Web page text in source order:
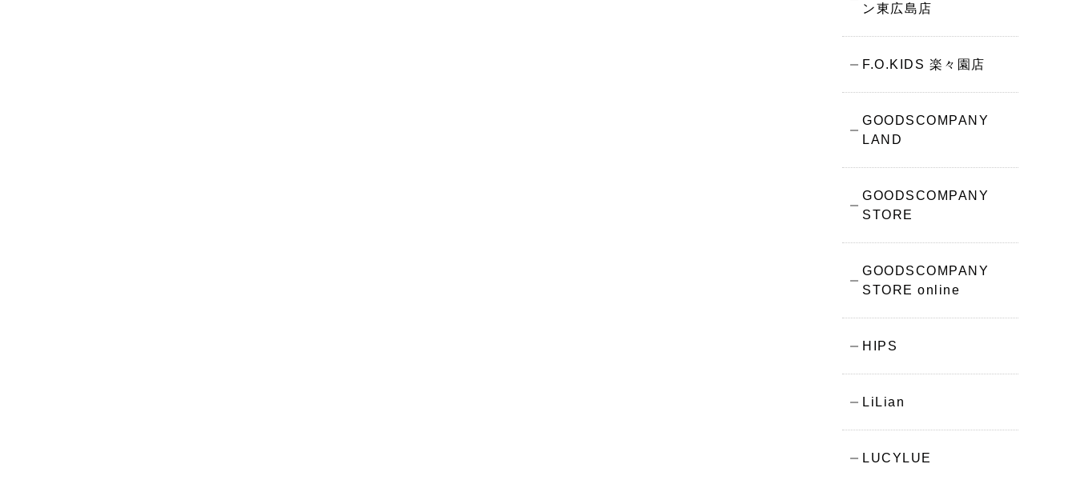
ン東広島店
F.O.KIDS 楽々園店
GOODSCOMPANY
LAND
GOODSCOMPANY
STORE
GOODSCOMPANY
STORE online
HIPS
LiLian
LUCYLUE